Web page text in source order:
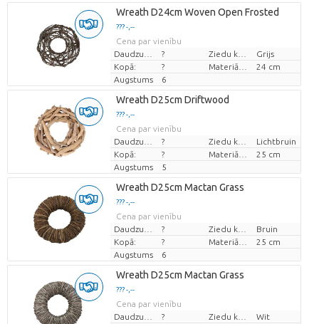
Wreath D24cm Woven Open Frosted
??? -,--
Cena par vienību
?
Grijs
Kopā:
?
24 cm
Augstums
6
Wreath D25cm Driftwood
??? -,--
Cena par vienību
?
Lichtbruin
Kopā:
?
25 cm
Augstums
5
Wreath D25cm Mactan Grass
??? -,--
Cena par vienību
?
Bruin
Kopā:
?
25 cm
Augstums
6
Wreath D25cm Mactan Grass
??? -,--
Cena par vienību
?
Wit